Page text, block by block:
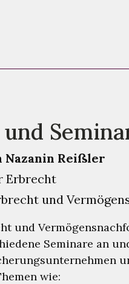
Nazanin Reißler
Erbrecht
und
und
Seminare an
wie: